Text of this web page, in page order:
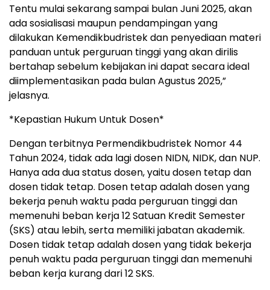
Tentu mulai sekarang sampai bulan Juni 2025, akan
ada sosialisasi maupun pendampingan yang
dilakukan Kemendikbudristek dan penyediaan materi
panduan untuk perguruan tinggi yang akan dirilis
bertahap sebelum kebijakan ini dapat secara ideal
diimplementasikan pada bulan Agustus 2025,”
jelasnya.
*Kepastian Hukum Untuk Dosen*
Dengan terbitnya Permendikbudristek Nomor 44
Tahun 2024, tidak ada lagi dosen NIDN, NIDK, dan NUP.
Hanya ada dua status dosen, yaitu dosen tetap dan
dosen tidak tetap. Dosen tetap adalah dosen yang
bekerja penuh waktu pada perguruan tinggi dan
memenuhi beban kerja 12 Satuan Kredit Semester
(SKS) atau lebih, serta memiliki jabatan akademik.
Dosen tidak tetap adalah dosen yang tidak bekerja
penuh waktu pada perguruan tinggi dan memenuhi
beban kerja kurang dari 12 SKS.